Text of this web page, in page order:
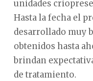
unidades
Hasta la fecha el
desarrollado muy
obtenidos hasta
brindan
de tratamiento.